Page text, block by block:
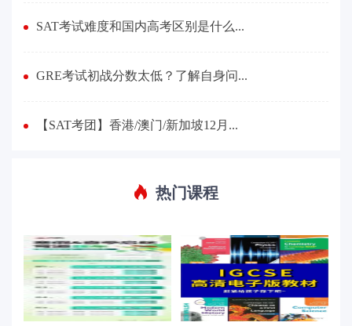
SAT考试难度和国内高考区别是什么...
GRE考试初战分数太低？了解自身问...
【SAT考团】香港/澳门/新加坡12月...
热门课程